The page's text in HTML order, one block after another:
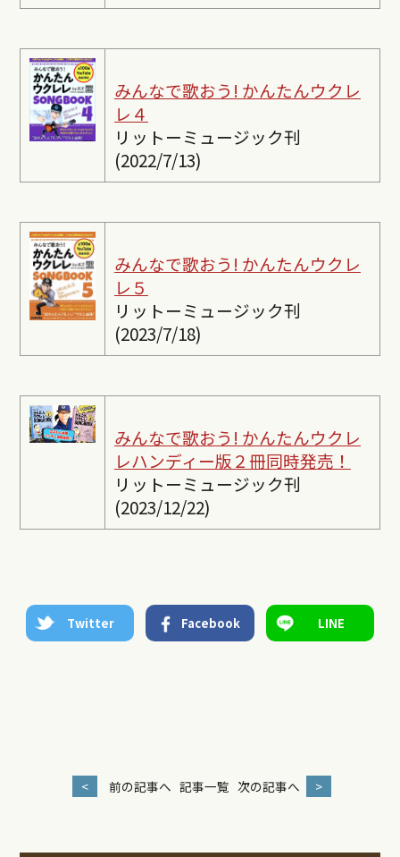
みんなで歌おう! かんたんウクレ
レ４
リットーミュージック刊
(2022/7/13)
みんなで歌おう! かんたんウクレ
レ５
リットーミュージック刊
(2023/7/18)
みんなで歌おう! かんたんウクレ
レハンディー版２冊同時発売！
リットーミュージック刊
(2023/12/22)
Twitter Facebook LINE
< 前の記事へ 記事一覧 次の記事へ >